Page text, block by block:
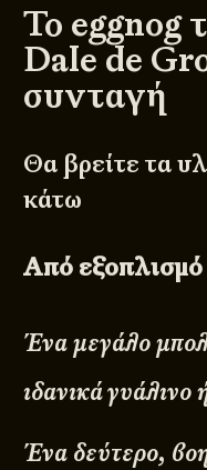
Το eggnog
Dale de
συνταγή
Θα βρείτε τα
κάτω
Από εξοπλισμό
Ένα μεγάλο μπολ
ιδανικά γυάλινο
Ένα δεύτερο,